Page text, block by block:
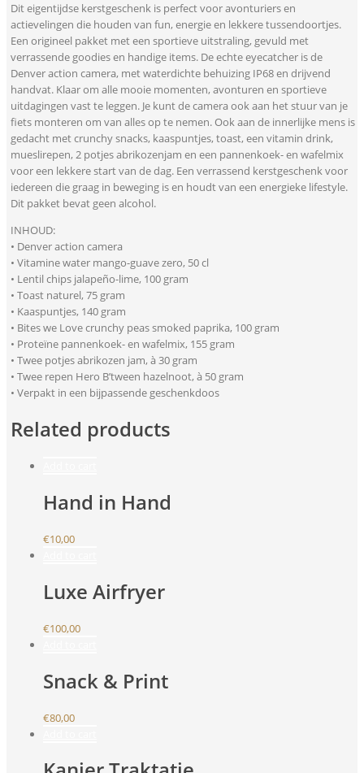
Dit eigentijdse kerstgeschenk is perfect voor avonturiers en
actievelingen die houden van fun, energie en lekkere tussendoortjes.
Een origineel pakket met een sportieve uitstraling, gevuld met
verrassende goodies en handige items. De echte eyecatcher is de
Denver action camera, met waterdichte behuizing IP68 en drijvend
handvat. Klaar om alle mooie momenten, avonturen en sportieve
uitdagingen vast te leggen. Je kunt de camera ook aan het stuur van je
fiets monteren om van alles op te nemen. Ook aan de innerlijke mens is
gedacht met crunchy snacks, kaaspuntjes, toast, een vitamin drink,
mueslirepen, 2 potjes abrikozenjam en een pannenkoek- en wafelmix
voor een lekkere start van de dag. Een verrassend kerstgeschenk voor
iedereen die graag in beweging is en houdt van een energieke lifestyle.
Dit pakket bevat geen alcohol.
INHOUD:
• Denver action camera
• Vitamine water mango-guave zero, 50 cl
• Lentil chips jalapeño-lime, 100 gram
• Toast naturel, 75 gram
• Kaaspuntjes, 140 gram
• Bites we Love crunchy peas smoked paprika, 100 gram
• Proteïne pannenkoek- en wafelmix, 155 gram
• Twee potjes abrikozen jam, à 30 gram
• Twee repen Hero B’tween hazelnoot, à 50 gram
• Verpakt in een bijpassende geschenkdoos
Related products
Hand in Hand
€10,00
Luxe Airfryer
€100,00
Snack & Print
€80,00